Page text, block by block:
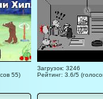
55)
Загрузок: 3246
Рейтинг: 3.6/5